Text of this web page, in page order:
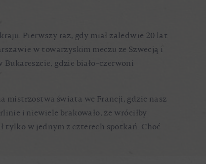
Pierwszy raz, gdy miał zaledwie 20 lat
w towarzyskim meczu ze Szwecją i
Bukareszcie, gdzie biało-czerwoni
mistrzostwa świata we Francji, gdzie nasz
i niewiele brakowało, że wróciłby
tylko w jednym z czterech spotkań. Choć